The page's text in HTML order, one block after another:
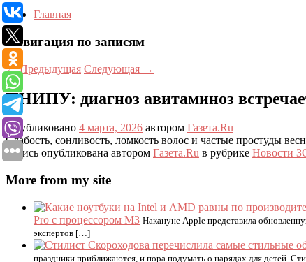
Главная
Навигация по записям
←Предыдущая Следующая →
ПНИПУ: диагноз авитаминоз
Опубликовано 4 марта, 2026 автором Газета.Ru
Слабость, сонливость, ломкость волос и частые простуды
Запись опубликована автором Газета.Ru в рубрике Новости
More from my site
Pro с процессором M3 Накануне Apple представила
экспертов […]
праздники приближаются, и пора подумать о нарядах для детей.